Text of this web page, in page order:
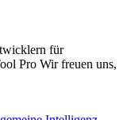
für
Pro Wir freuen uns,